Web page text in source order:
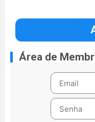
Área de